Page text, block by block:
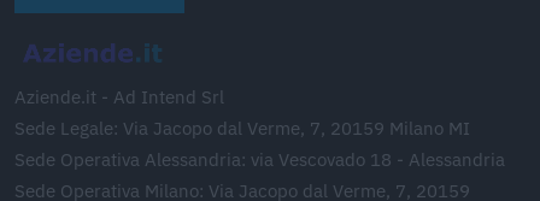
Aziende.it - Ad Intend Srl
Sede Legale: Via Jacopo dal Verme, 7, 20159 Milano MI
Sede Operativa Alessandria: via Vescovado 18 - Alessandria
Sede Operativa Milano: Via Jacopo dal Verme, 7, 20159